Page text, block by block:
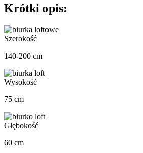
Krótki opis:
Szerokość
140-200 cm
Wysokość
75 cm
Głębokość
60 cm